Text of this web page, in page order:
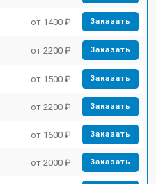
от 1400 ₽ Заказать
от 2200 ₽ Заказать
от 1500 ₽ Заказать
от 2200 ₽ Заказать
от 1600 ₽ Заказать
от 2000 ₽ Заказать